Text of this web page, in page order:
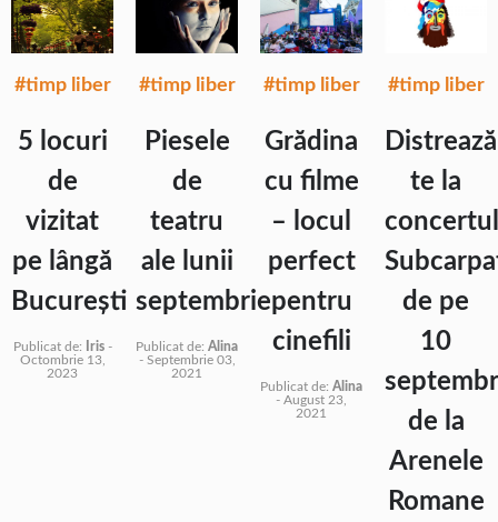
#timp liber
5 locuri
de
vizitat
pe lângă
București
Publicat de: Iris-
Octombrie 13,
2023
#timp liber
Piesele
de
teatru
ale lunii
septembrie
Publicat de: Alina
- Septembrie 03,
2021
#timp liber
Grădina
cu filme
– locul
perfect
pentru
cinefili
Publicat de: Alina
- August 23,
2021
#timp liber
te la
concertul
de pe
10
de la
Arenele
Romane